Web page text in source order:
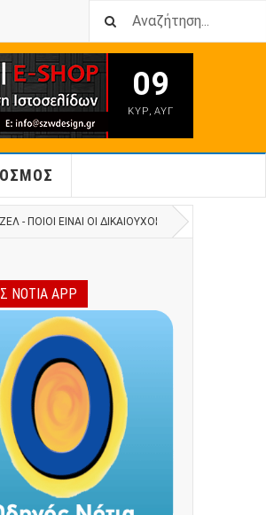
09
ΚΥΡ, ΑΥΓ
- ΠΟΙΟΙ ΕΊΝΑΙ ΟΙ ΔΙΚΑΙΟΎΧΟΙ
ΝΟΤΙΑ APP